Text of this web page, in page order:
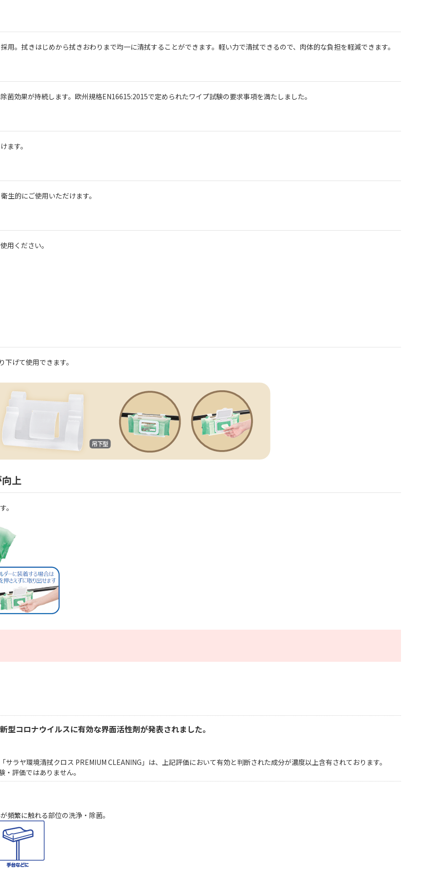
。拭きはじめから拭きおわりまで均一に清拭することができます。軽い力で清拭できるので、肉体的な負担を軽減できます。
効果が持続します。欧州規格EN16615:2015で定められたワイプ試験の要求事項を満たしました。
ます。
生的にご使用いただけます。
用ください。
げて使用できます。
上
。
コロナウイルスに有効な界面活性剤が発表されました。
ラヤ環境清拭クロス PREMIUM CLEANING」は、上記評価において有効と判断された成分が濃度以上含有されております。
評価ではありません。
頻繁に触れる部位の洗浄・除菌。